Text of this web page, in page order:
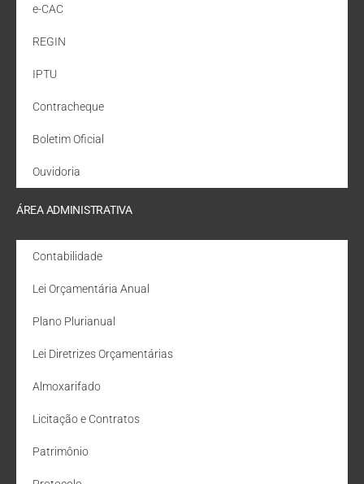
e-CAC
REGIN
IPTU
Contracheque
Boletim Oficial
Ouvidoria
ÁREA ADMINISTRATIVA
Contabilidade
Lei Orçamentária Anual
Plano Plurianual
Lei Diretrizes Orçamentárias
Almoxarifado
Licitação e Contratos
Patrimônio